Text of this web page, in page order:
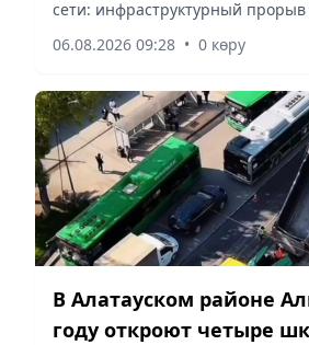
инфраструктурные
сети: инфраструктурный
года, – сообщает корреспондент
06.08.2026 09:28 • 0 көру
В Алатауском районе
году откроют четыре